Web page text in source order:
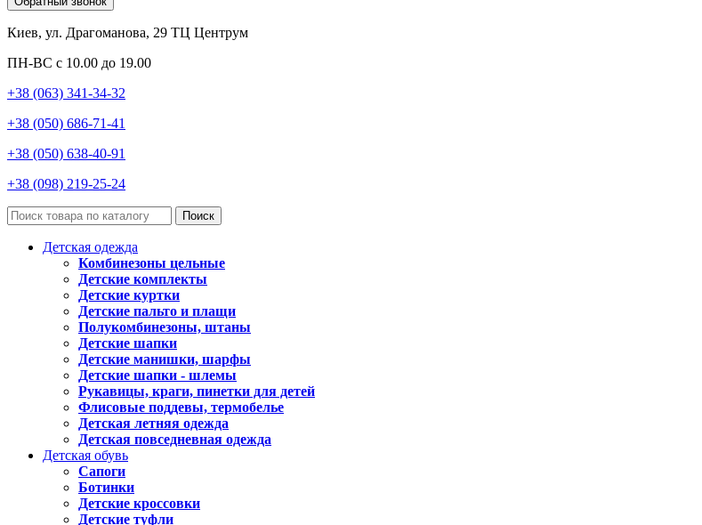
Киев, ул. Драгоманова, 29 ТЦ Центрум
ПН-ВС с 10.00 до 19.00
+38 (063) 341-34-32
+38 (050) 686-71-41
+38 (050) 638-40-91
+38 (098) 219-25-24
Поиск
Детская одежда
Комбинезоны цельные
Детские комплекты
Детские куртки
Детские пальто и плащи
Полукомбинезоны, штаны
Детские шапки
Детские манишки, шарфы
Детские шапки - шлемы
Рукавицы, краги, пинетки для детей
Флисовые поддевы, термобелье
Детская летняя одежда
Детская повседневная одежда
Детская обувь
Сапоги
Ботинки
Детские кроссовки
Детские туфли